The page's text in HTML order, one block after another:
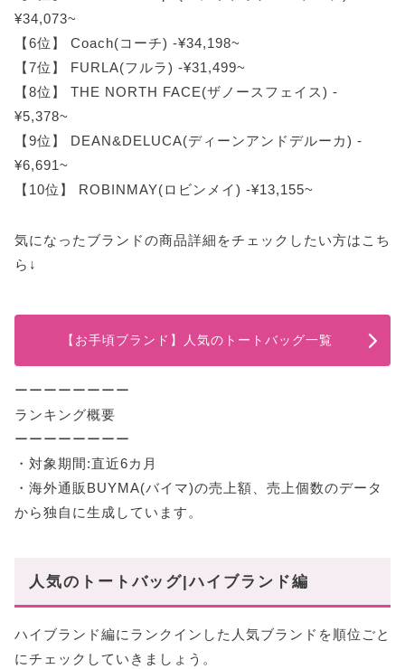
¥34,073~
【6位】 Coach(コーチ) -¥34,198~
【7位】 FURLA(フルラ) -¥31,499~
【8位】 THE NORTH FACE(ザノースフェイス) -
¥5,378~
【9位】 DEAN&DELUCA(ディーンアンドデルーカ) -
¥6,691~
【10位】 ROBINMAY(ロビンメイ) -¥13,155~
気になったブランドの商品詳細をチェックしたい方はこち
ら↓
【お手頃ブランド】人気のトートバッグ一覧
ーーーーーーーー
ランキング概要
ーーーーーーーー
・対象期間:直近6カ月
・海外通販BUYMA(バイマ)の売上額、売上個数のデータ
から独自に生成しています。
人気のトートバッグ|ハイブランド編
ハイブランド編にランクインした人気ブランドを順位ごと
にチェックしていきましょう。